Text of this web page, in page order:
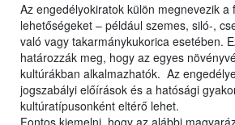
Az engedélyokiratok külön megnevezik a
lehetőségeket – például szemes, siló-,
való vagy takarmánykukorica esetében.
határozzák meg, hogy az egyes
kultúrákban alkalmazhatók. Az
jogszabályi előírások és a hatósági
kultúratípusonként eltérő lehet.